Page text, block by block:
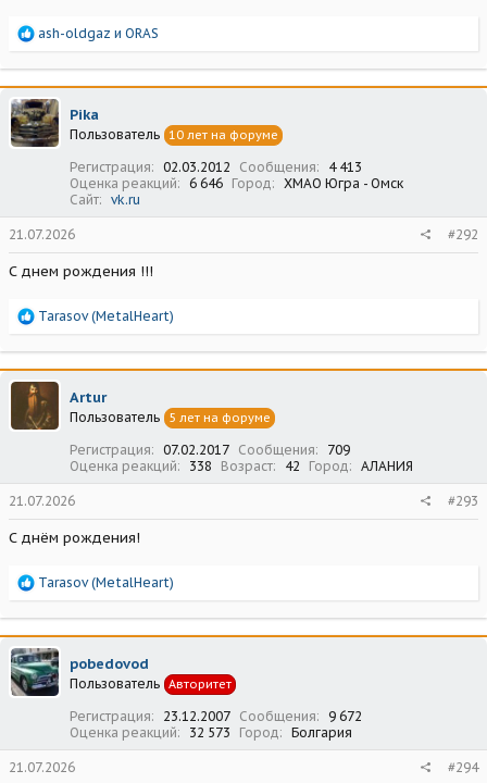
Р
а
к
ц
и
и
ash-oldgaz и ORAS
Pika
Пользователь 10 лет на форуме
Регистрация 02.03.2012 Сообщения
4 413
Оценка реакций
6 646 Город
ХМАО Югра - Омск
Сайт
vk.ru
21.07.2026 #292
С днем рождения !!!
Р
а
к
ц
и
и
Tarasov (MetalHeart)
Artur
Пользователь 5 лет на форуме
Регистрация 07.02.2017 Сообщения
709
Оценка реакций
338 Возраст 42 Город АЛАНИЯ
21.07.2026 #293
С днём рождения!
Р
а
к
ц
и
и
Tarasov (MetalHeart)
pobedovod
Пользователь Авторитет
Регистрация 23.12.2007 Сообщения
9 672
Оценка реакций
32 573 Город Болгария
21.07.2026 #294